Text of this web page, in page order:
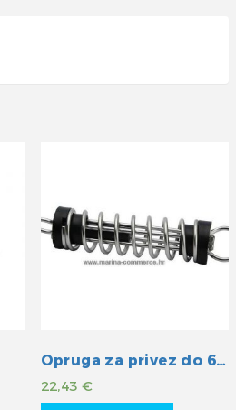
Opruga za privez do 6m
22,43€